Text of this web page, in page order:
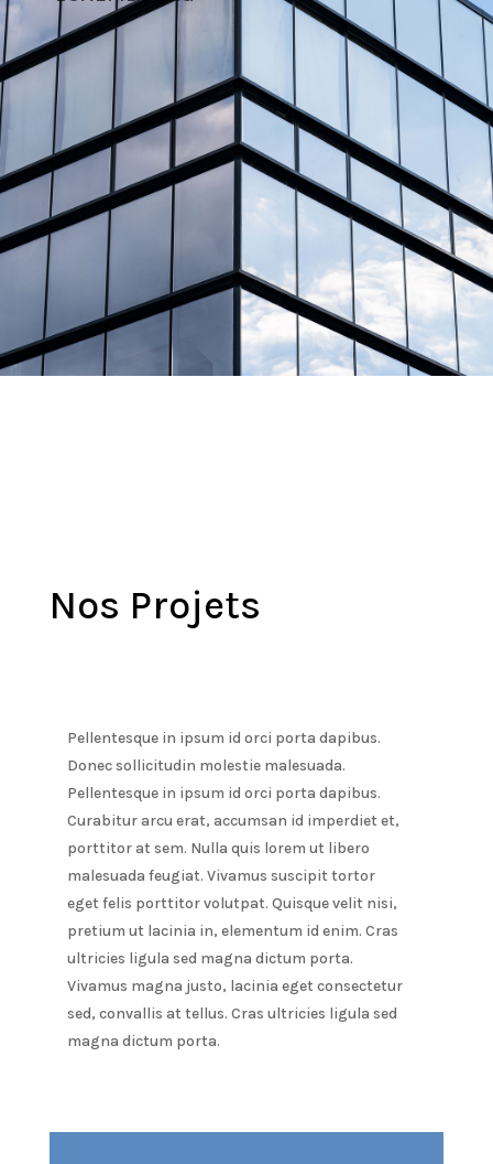
Nos Projets
Pellentesque in ipsum id orci porta dapibus.
Donec sollicitudin molestie malesuada.
Pellentesque in ipsum id orci porta dapibus.
Curabitur arcu erat, accumsan id imperdiet et,
porttitor at sem. Nulla quis lorem ut libero
malesuada feugiat. Vivamus suscipit tortor
eget felis porttitor volutpat. Quisque velit nisi,
pretium ut lacinia in, elementum id enim. Cras
ultricies ligula sed magna dictum porta.
Vivamus magna justo, lacinia eget consectetur
sed, convallis at tellus. Cras ultricies ligula sed
magna dictum porta.